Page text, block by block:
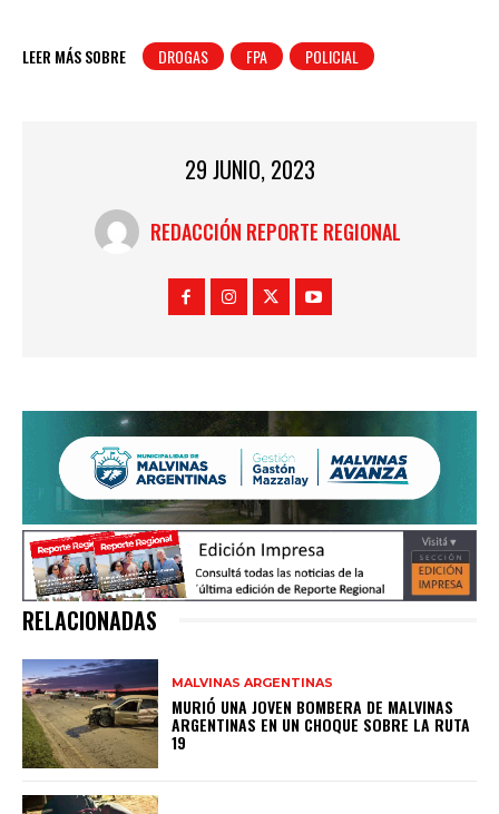
LEER MÁS SOBRE DROGAS FPA POLICIAL
29 JUNIO, 2023
REDACCIÓN REPORTE REGIONAL
RELACIONADAS
MALVINAS ARGENTINAS
MURIÓ UNA JOVEN BOMBERA DE MALVINAS
ARGENTINAS EN UN CHOQUE SOBRE LA RUTA
19